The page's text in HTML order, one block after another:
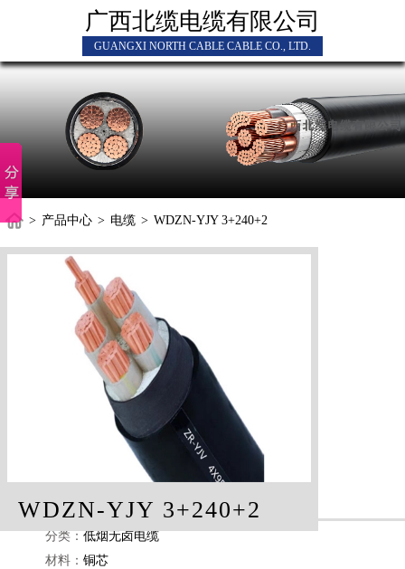
广西北缆电缆有限公司
GUANGXI NORTH CABLE CABLE CO., LTD.
> 产品中心 > 电缆 > WDZN-YJY 3+240+2
WDZN-YJY 3+240+2
分类：低烟无卤电缆
材料：铜芯